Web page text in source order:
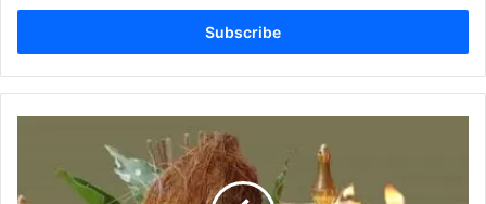
Email